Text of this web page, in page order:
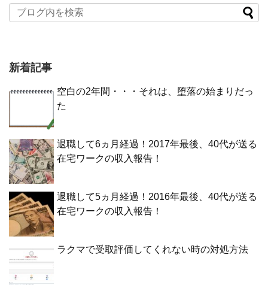
新着記事
空白の2年間・・・それは、堕落の始まりだっ
た
退職して6ヵ月経過！2017年最後、40代が送る
在宅ワークの収入報告！
退職して5ヵ月経過！2016年最後、40代が送る
在宅ワークの収入報告！
ラクマで受取評価してくれない時の対処方法